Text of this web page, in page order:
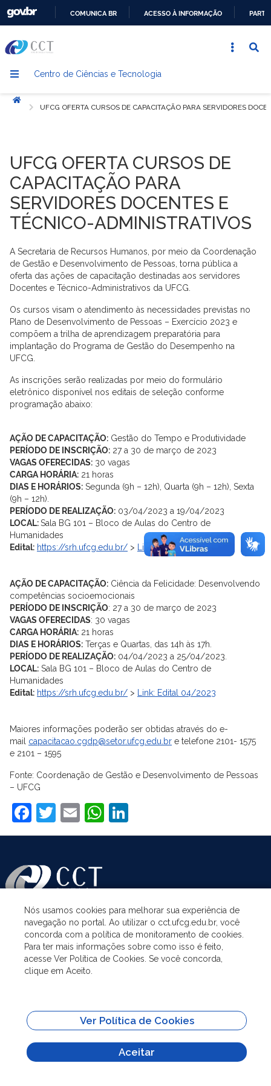
CONTEÚDO
COMUNICA BR ACESSO À INFORMAÇÃO
Centro de Ciências e Tecnologia
Início
UFCG OFERTA CURSOS DE CAPACITAÇÃO PARA SERVIDORES
UFCG OFERTA CURSOS DE
CAPACITAÇÃO PARA
SERVIDORES DOCENTES E
TÉCNICO-ADMINISTRATIVOS
A Secretaria de Recursos Humanos, por meio da Coordenação
de Gestão e Desenvolvimento de Pessoas, torna pública a
oferta das ações de capacitação destinadas aos servidores
Docentes e Técnico-Administrativos da UFCG.
Os cursos visam o atendimento às necessidades previstas no
Plano de Desenvolvimento de Pessoas – Exercício 2023 e
compõem a trilha de aprendizagem preparatória para
implantação do Programa de Gestão do Desempenho na
UFCG.
As inscrições serão realizadas por meio do formulário
eletrônico disponível nos editais de seleção conforme
programação abaixo:
AÇÃO DE CAPACITAÇÃO: Gestão do Tempo e Produtividade
PERÍODO DE INSCRIÇÃO: 27 a 30 de março de 2023
VAGAS OFERECIDAS: 30 vagas
CARGA HORÁRIA: 21 horas
DIAS E HORÁRIOS: Segunda (9h – 12h), Quarta (9h – 12h), Sexta
(9h – 12h).
PERÍODO DE REALIZAÇÃO: 03/04/2023 a 19/04/2023
LOCAL:Sala BG 101 – Bloco de Aulas do Centro de
Humanidades
Edital: https://srh.ufcg.edu.br/ > Link: Edital 03/2023
AÇÃO DE CAPACITAÇÃO: Ciência da Felicidade: Desenvolvendo
competências socioemocionais
PERÍODO DE INSCRIÇÃO: 27 a 30 de março de 2023
VAGAS OFERECIDAS: 30 vagas
CARGA HORÁRIA: 21 horas
DIAS E HORÁRIOS: Terças e Quartas, das 14h às 17h.
PERÍODO DE REALIZAÇÃO: 04/04/2023 a 25/04/2023.
LOCAL: Sala BG 101 – Bloco de Aulas do Centro de
Humanidades
Edital: https://srh.ufcg.edu.br/ > Link: Edital 04/2023
Maiores informações poderão ser obtidas através do e-
mail capacitacao.cgdp@setor.ufcg.edu.br e telefone 2101- 1575
e 2101 – 1595
Fonte: Coordenação de Gestão e Desenvolvimento de Pessoas
– UFCG
Facebook
Twitter
EmailWhatsApp
ASSUNTOS
ACESSO À INFORMAÇÃO
SITES IMPORTANTES
Nós usamos cookies para melhorar sua experiência de
navegação no portal. Ao utilizar o cct.ufcg.edu.br, você
concorda com a política de monitoramento de cookies.
Para ter mais informações sobre como isso é feito,
acesse Ver Política de Cookies. Se você concorda,
clique em Aceito.
Ver Política de Cookies
Aceitar